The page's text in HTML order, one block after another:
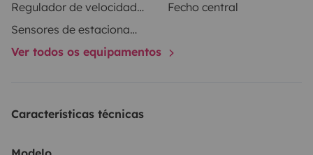
Regulador de velocidade / Cruise Control
Fecho central
Sensores de estacionamento
Ver todos os equipamentos
Características técnicas